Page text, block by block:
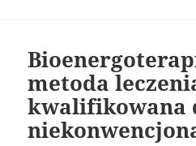
metoda
kwalifikowana